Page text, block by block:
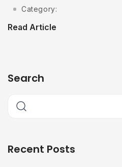
Category:
Read Article
Search
Recent Posts